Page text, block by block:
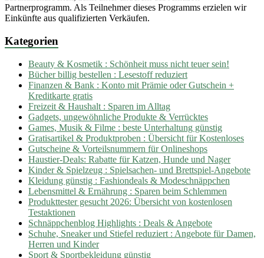
Partnerprogramm. Als Teilnehmer dieses Programms erzielen wir
Einkünfte aus qualifizierten Verkäufen.
Kategorien
Beauty & Kosmetik : Schönheit muss nicht teuer sein!
Bücher billig bestellen : Lesestoff reduziert
Finanzen & Bank : Konto mit Prämie oder Gutschein +
Kreditkarte gratis
Freizeit & Haushalt : Sparen im Alltag
Gadgets, ungewöhnliche Produkte & Verrücktes
Games, Musik & Filme : beste Unterhaltung günstig
Gratisartikel & Produktproben : Übersicht für Kostenloses
Gutscheine & Vorteilsnummern für Onlineshops
Haustier-Deals: Rabatte für Katzen, Hunde und Nager
Kinder & Spielzeug : Spielsachen- und Brettspiel-Angebote
Kleidung günstig : Fashiondeals & Modeschnäppchen
Lebensmittel & Ernährung : Sparen beim Schlemmen
Produkttester gesucht 2026: Übersicht von kostenlosen
Testaktionen
Schnäppchenblog Highlights : Deals & Angebote
Schuhe, Sneaker und Stiefel reduziert : Angebote für Damen,
Herren und Kinder
Sport & Sportbekleidung günstig